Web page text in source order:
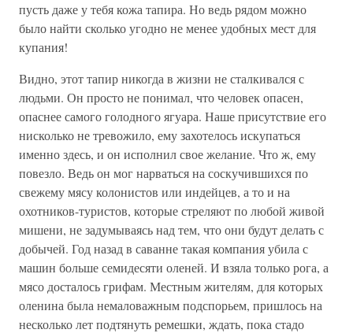
пусть даже у тебя кожа тапира. Но ведь рядом можно
было найти сколько угодно не менее удобных мест для
купания!
Видно, этот тапир никогда в жизни не сталкивался с
людьми. Он просто не понимал, что человек опасен,
опаснее самого голодного ягуара. Наше присутствие его
нисколько не тревожило, ему захотелось искупаться
именно здесь, и он исполнил свое желание. Что ж, ему
повезло. Ведь он мог нарваться на соскучившихся по
свежему мясу колонистов или индейцев, а то и на
охотников-туристов, которые стреляют по любой живой
мишени, не задумываясь над тем, что они будут делать с
добычей. Год назад в саванне такая компания убила с
машин больше семидесяти оленей. И взяла только рога, а
мясо досталось грифам. Местным жителям, для которых
оленина была немаловажным подспорьем, пришлось на
несколько лет подтянуть ремешки, ждать, пока стадо